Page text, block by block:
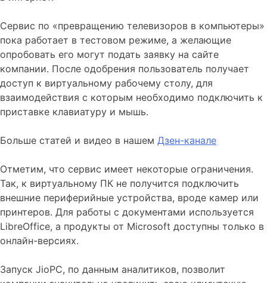
Сервис по «превращению телевизоров в компьютеры»
пока работает в тестовом режиме, а желающие
опробовать его могут подать заявку на сайте
компании. После одобрения пользователь получает
доступ к виртуальному рабочему столу, для
взаимодействия с которым необходимо подключить к
приставке клавиатуру и мышь.
Больше статей и видео в нашем Дзен-канале
Отметим, что сервис имеет некоторые ограничения.
Так, к виртуальному ПК не получится подключить
внешние периферийные устройства, вроде камер или
принтеров. Для работы с документами используется
LibreOffice, а продукты от Microsoft доступны только в
онлайн-версиях.
Запуск JioPC, по данным аналитиков, позволит